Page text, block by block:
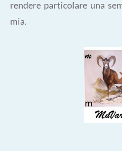
rendere particolare una
mia.